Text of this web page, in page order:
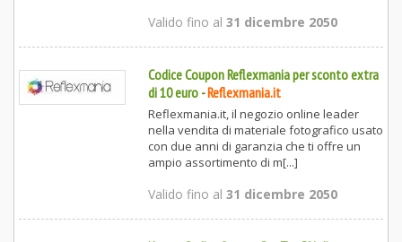
Valido fino al 31 dicembre 2050
Codice Coupon Reflexmania per sconto extra
di 10 euro-Reflexmania.it
Reflexmania.it, il negozio online leader
nella vendita di materiale fotografico usato
con due anni di garanzia che ti offre un
ampio assortimento di m[...]
Valido fino al 31 dicembre 2050